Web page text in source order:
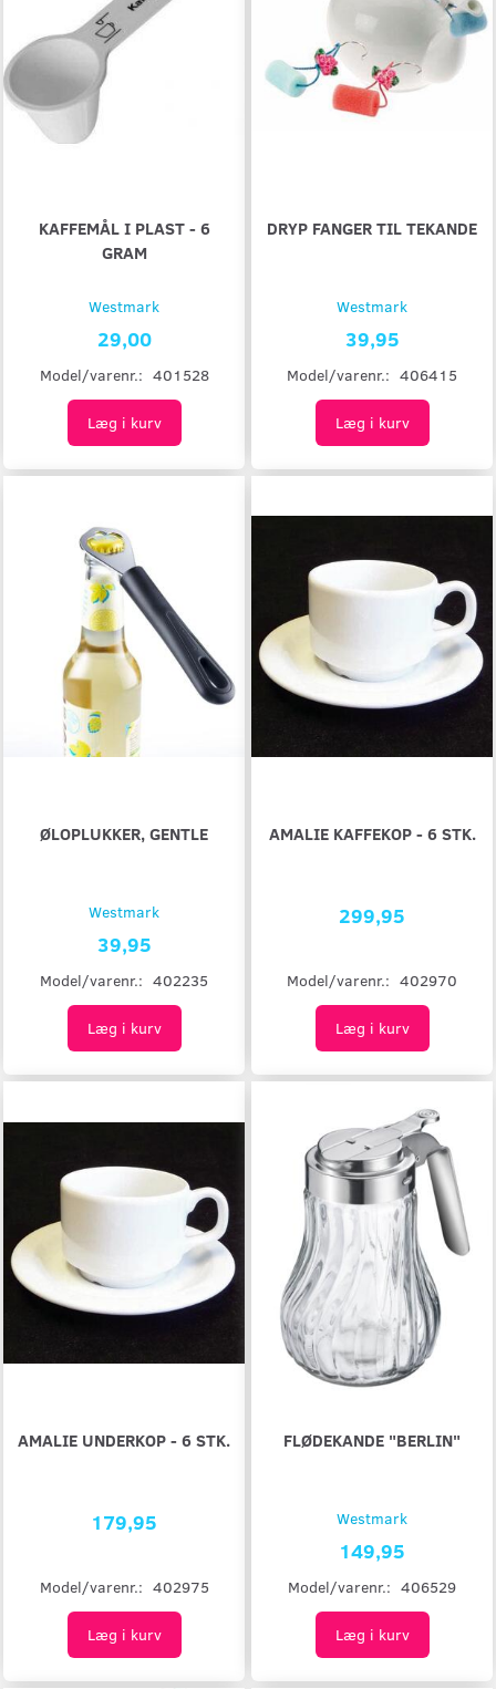
KAFFEMÅL I PLAST - 6
GRAM
Westmark
29,00
Model/varenr.: 401528
Læg i kurv
DRYP FANGER TIL TEKANDE
Westmark
39,95
Model/varenr.: 406415
Læg i kurv
ØLOPLUKKER, GENTLE
Westmark
39,95
Model/varenr.: 402235
Læg i kurv
AMALIE KAFFEKOP - 6 STK.
299,95
Model/varenr.: 402970
Læg i kurv
AMALIE UNDERKOP - 6 STK.
179,95
Model/varenr.: 402975
Læg i kurv
FLØDEKANDE "BERLIN"
Westmark
149,95
Model/varenr.: 406529
Læg i kurv